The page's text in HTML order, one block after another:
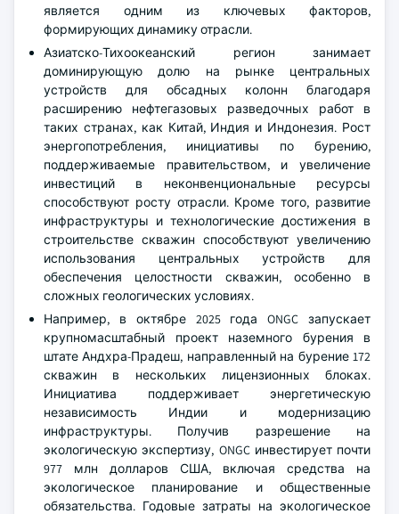
является одним из ключевых факторов,
формирующих динамику отрасли.
Азиатско-Тихоокеанский регион занимает
доминирующую долю на рынке центральных
устройств для обсадных колонн благодаря
расширению нефтегазовых разведочных работ в
таких странах, как Китай, Индия и Индонезия. Рост
энергопотребления, инициативы по бурению,
поддерживаемые правительством, и увеличение
инвестиций в неконвенциональные ресурсы
способствуют росту отрасли. Кроме того, развитие
инфраструктуры и технологические достижения в
строительстве скважин способствуют увеличению
использования центральных устройств для
обеспечения целостности скважин, особенно в
сложных геологических условиях.
Например, в октябре 2025 года ONGC запускает
крупномасштабный проект наземного бурения в
штате Андхра-Прадеш, направленный на бурение 172
скважин в нескольких лицензионных блоках.
Инициатива поддерживает энергетическую
независимость Индии и модернизацию
инфраструктуры. Получив разрешение на
экологическую экспертизу, ONGC инвестирует почти
977 млн долларов США, включая средства на
экологическое планирование и общественные
обязательства. Годовые затраты на экологическое